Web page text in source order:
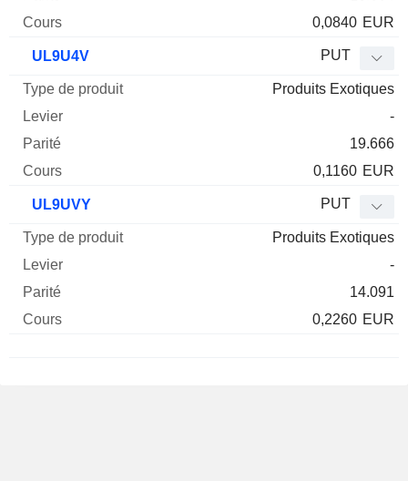
0,0840 EUR
UL9U4V PUT
Produits Exotiques
-
19.666
0,1160 EUR
UL9UVY PUT
Produits Exotiques
-
14.091
0,2260 EUR